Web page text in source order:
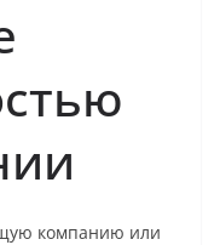
компанию или